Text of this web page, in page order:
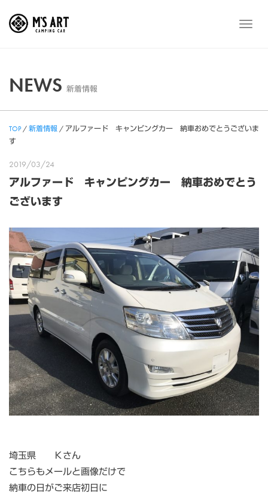
メ
NEWS 新着情報
TOP/新着情報 / アルファード キャンピングカー 納車おめでとうございま
す
2019/03/24
アルファード キャンピングカー 納車おめでとう
ございます
埼玉県 Ｋさん
こちらもメールと画像だけで
納車の日がご来店初日に